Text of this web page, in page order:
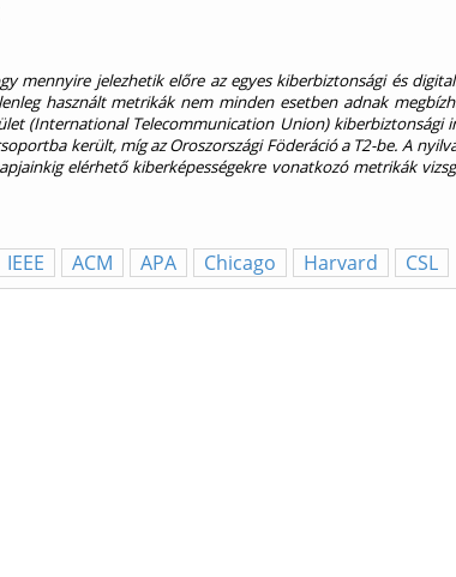
mennyire jelezhetik előre az egyes kiberbiztonsági és
használt metrikák nem minden esetben adnak
(International Telecommunication Union)
került, míg az Oroszországi Föderáció a T2-be. A
elérhető kiberképességekre vonatkozó metrikák
IEEE ACM APA Chicago Harvard CSL